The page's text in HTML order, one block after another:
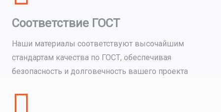
Соответствие ГОСТ
Наши материалы соответствуют высочайшим
стандартам качества по ГОСТ, обеспечивая
безопасность и долговечность вашего проекта